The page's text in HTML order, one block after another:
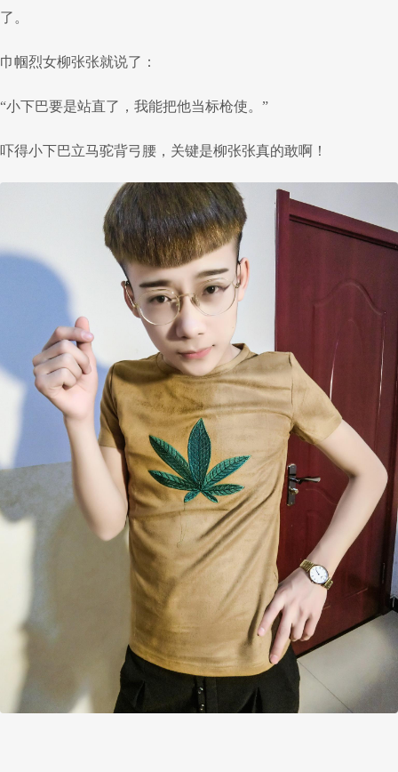
了。
巾帼烈女柳张张就说了：
“小下巴要是站直了，我能把他当标枪使。”
吓得小下巴立马驼背弓腰，关键是柳张张真的敢啊！